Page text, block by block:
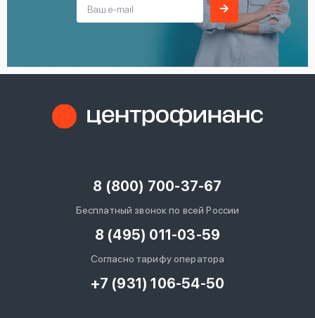
8 (800) 700-37-67
Бесплатный звонок по всей России
8 (495) 011-03-59
Согласно тарифу оператора
+7 (931) 106-54-50